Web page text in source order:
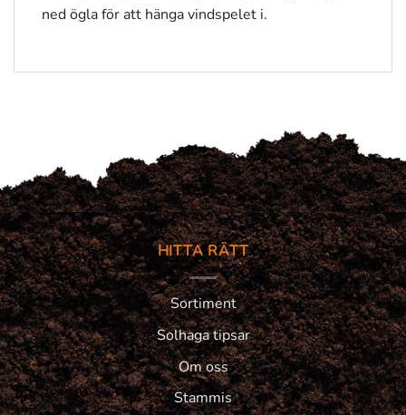
ned ögla för att hänga vindspelet i.
HITTA RÄTT
Sortiment
Solhaga tipsar
Om oss
Stammis